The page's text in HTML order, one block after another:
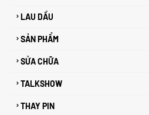
LAU DẦU
SẢN PHẨM
SỬA CHỮA
TALKSHOW
THAY PIN